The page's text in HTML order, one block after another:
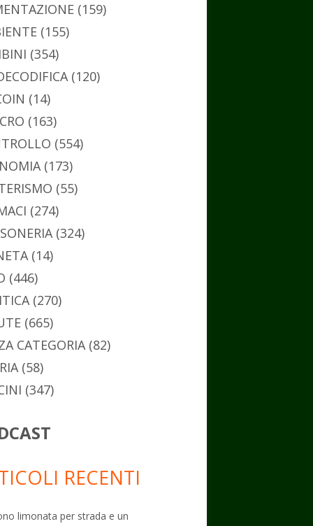
(159)
(155)
(354)
(120)
(14)
(163)
(554)
(173)
(55)
(274)
(324)
(14)
(446)
(270)
(665)
CATEGORIA(82)
(58)
(347)
RECENTI
limonata per strada e un